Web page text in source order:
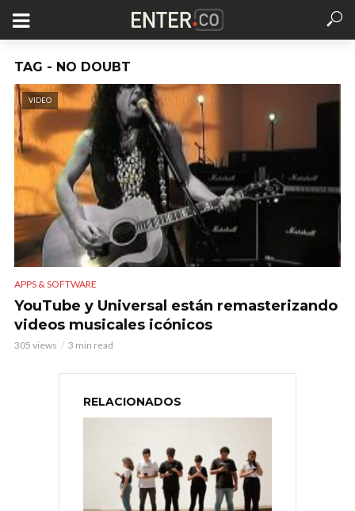
TAG - NO DOUBT
VIDEO
APPS & SOFTWARE
YouTube y Universal están remasterizando
videos musicales icónicos
305 views 3 min read
RELACIONADOS